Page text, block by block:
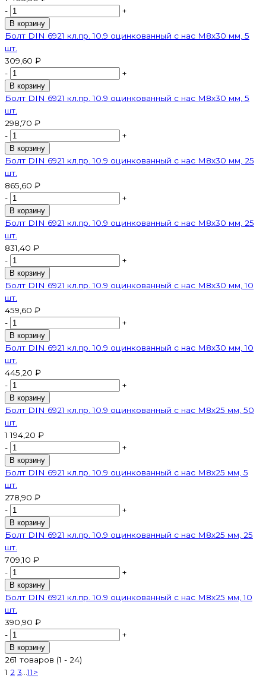
-
+
В корзину
Болт DIN 6921 кл.пр. 10.9 оцинкованный с нас М8х30 мм, 5
шт.
309,60 ₽
-
+
В корзину
Болт DIN 6921 кл.пр. 10.9 оцинкованный с нас М8х30 мм, 5
шт.
298,70 ₽
-
+
В корзину
Болт DIN 6921 кл.пр. 10.9 оцинкованный с нас М8х30 мм, 25
шт.
865,60 ₽
-
+
В корзину
Болт DIN 6921 кл.пр. 10.9 оцинкованный с нас М8х30 мм, 25
шт.
831,40 ₽
-
+
В корзину
Болт DIN 6921 кл.пр. 10.9 оцинкованный с нас М8х30 мм, 10
шт.
459,60 ₽
-
+
В корзину
Болт DIN 6921 кл.пр. 10.9 оцинкованный с нас М8х30 мм, 10
шт.
445,20 ₽
-
+
В корзину
Болт DIN 6921 кл.пр. 10.9 оцинкованный с нас М8х25 мм, 50
шт.
1 194,20 ₽
-
+
В корзину
Болт DIN 6921 кл.пр. 10.9 оцинкованный с нас М8х25 мм, 5
шт.
278,90 ₽
-
+
В корзину
Болт DIN 6921 кл.пр. 10.9 оцинкованный с нас М8х25 мм, 25
шт.
709,10 ₽
-
+
В корзину
Болт DIN 6921 кл.пр. 10.9 оцинкованный с нас М8х25 мм, 10
шт.
390,90 ₽
-
+
В корзину
261 товаров (1 - 24)
1 2 3 ...11>